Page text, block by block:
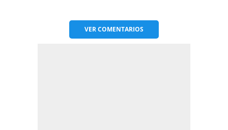
VERCOMENTARIOS